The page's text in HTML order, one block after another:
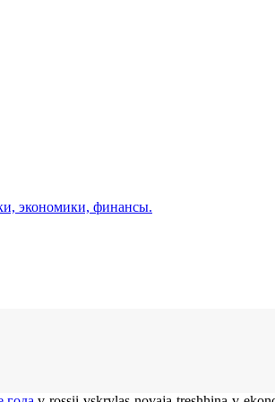
экономики, финансы.